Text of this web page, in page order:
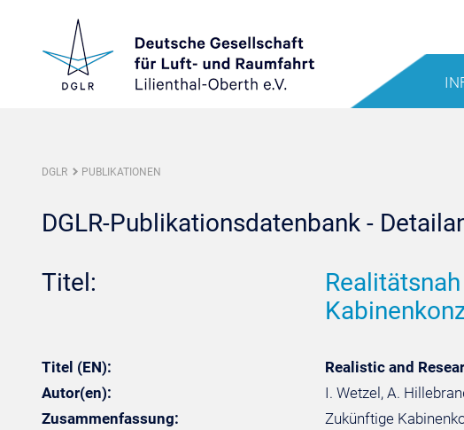
DGLR PUBLIKATIONEN
DGLR-Publikationsdatenbank -
Titel:
Titel (EN):
Realistic and
Autor(en):
I. Wetzel, A.
Zusammenfassung:
Zukünftige